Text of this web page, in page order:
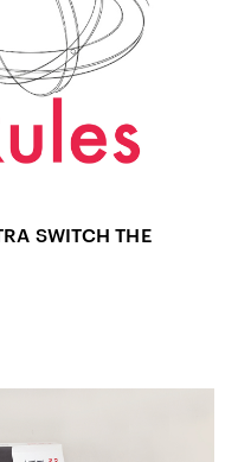
SWITCH THE